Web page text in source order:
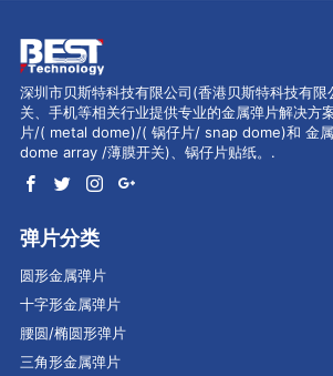
深圳市贝斯特科技有限公司(香港贝斯特科技有
关、手机等相关行业提供专业的金属弹片解决方
片/( metal dome)/( 锅仔片/ snap dome)和 金
dome array /薄膜开关)、锅仔片贴纸。.
弹片分类
圆形金属弹片
十字形金属弹片
腰圆/椭圆形弹片
三角形金属弹片